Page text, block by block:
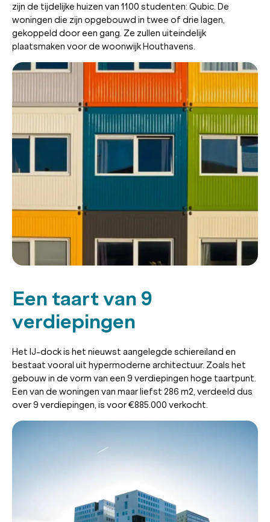
zijn de tijdelijke huizen van 1100 studenten: Qubic. De
woningen die zijn opgebouwd in twee of drie lagen,
gekoppeld door een gang. Ze zullen uiteindelijk
plaatsmaken voor de woonwijk Houthavens.
Een taart van 9
verdiepingen
Het IJ-dock is het nieuwst aangelegde schiereiland en
bestaat vooral uit hypermoderne architectuur. Zoals het
gebouw in de vorm van een 9 verdiepingen hoge taartpunt.
Een van de woningen van maar liefst 286 m2, verdeeld dus
over 9 verdiepingen, is voor €885.000 verkocht.